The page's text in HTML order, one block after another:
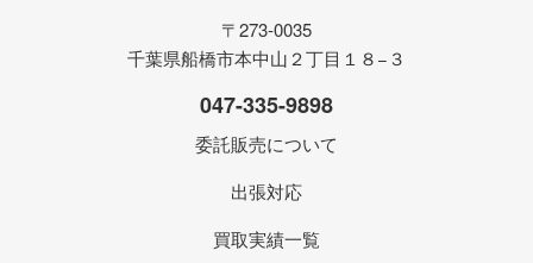
〒273-0035
千葉県船橋市本中山２丁目１８−３
047-335-9898
委託販売について
出張対応
買取実績一覧